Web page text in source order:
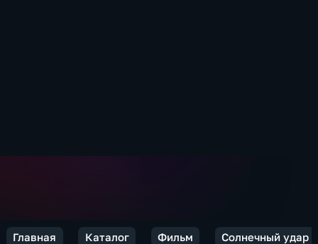
Главная Каталог Фильм Солнечный удар